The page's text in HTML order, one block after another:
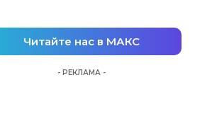
Читайте нас в МАКС
- РЕКЛАМА -